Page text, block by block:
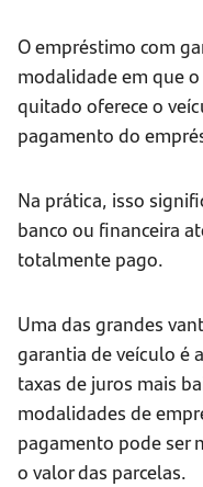
O empréstimo com
modalidade em que
quitado oferece o
pagamento do
Na prática, isso
banco ou financeira
totalmente pago.
Uma das grandes
garantia de veículo é
taxas de juros mais
modalidades de
pagamento pode ser
o valor das parcelas.